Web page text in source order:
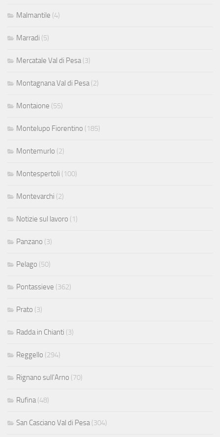
Malmantile (4)
Marradi (5)
Mercatale Val di Pesa(3)
Montagnana Val di Pesa(2)
Montaione (55)
Montelupo Fiorentino (185)
Montemurlo (2)
Montespertoli (100)
Montevarchi (2)
Notizie sul lavoro (1)
Panzano (3)
Pelago (50)
Pontassieve (362)
Prato (3)
Radda in Chianti (3)
Reggello (294)
Rignano sull'Arno (70)
Rufina(48)
San Casciano Val di Pesa(304)